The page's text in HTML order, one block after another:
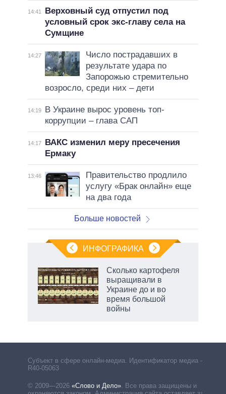
14:41
Верховный суд отпустил под
условный срок экс-главу села на
Сумщине
14:27
Число пострадавших в
результате удара по
Запорожью стремительно
возросло, среди них – дети
14:19
В Украине вырос уровень топ-
коррупции – глава САП
14:17
ВАКС изменил меру пресечения
Ермаку
13:46
Правительство продлило
услугу «Брак онлайн» еще
на два года
Больше новостей
ИНФОГРАФИКА
Сколько картофеля
выращивали в
Украине до и во
время большой
войны
Субъект в сфере онлайн-медиа. Идентификатор медиа –
R40-05063
© 2009—2026 «Слово и Дело» Все права защищены и